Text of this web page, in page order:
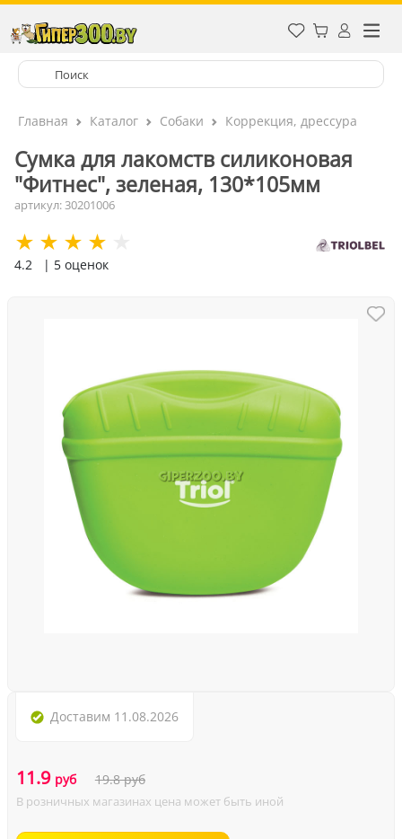
Главная Каталог Собаки Коррекция, дрессура
Сумка для лакомств силиконовая
"Фитнес", зеленая, 130*105мм
артикул: 30201006
4.2 | 5 оценок
Доставим 11.08.2026
11.9 руб 19.8руб
В розничных магазинах цена может быть иной